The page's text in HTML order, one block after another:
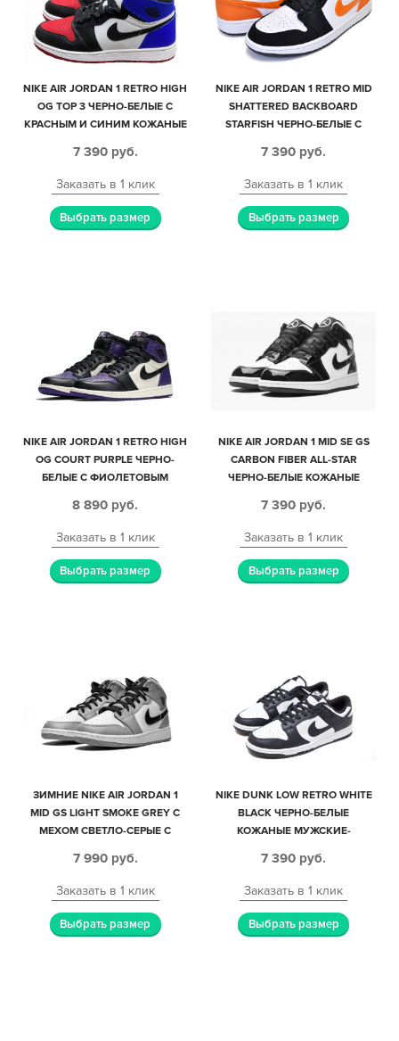
NIKE AIR JORDAN 1 RETRO HIGH
OG TOP 3 ЧЕРНО-БЕЛЫЕ С
КРАСНЫМ И СИНИМ КОЖАНЫЕ
7 390 руб.
Заказать в 1 клик
Выбрать размер
NIKE AIR JORDAN 1 RETRO MID
SHATTERED BACKBOARD
STARFISH ЧЕРНО-БЕЛЫЕ С
МУЖСКИЕ (40-45)
7 390 руб.
Заказать в 1 клик
Выбрать размер
NIKE AIR JORDAN 1 RETRO HIGH
OG COURT PURPLE ЧЕРНО-
БЕЛЫЕ С ФИОЛЕТОВЫМ
8 890 руб.
Заказать в 1 клик
Выбрать размер
NIKE AIR JORDAN 1 MID SE GS
CARBON FIBER ALL-STAR
ЧЕРНО-БЕЛЫЕ КОЖАНЫЕ
7 390 руб.
Заказать в 1 клик
Выбрать размер
ЗИМНИЕ NIKE AIR JORDAN 1
MID GS LIGHT SMOKE GREY С
МЕХОМ СВЕТЛО-СЕРЫЕ С
МУЖСКИЕ-ЖЕНСКИЕ (35-44)
7 990 руб.
Заказать в 1 клик
Выбрать размер
NIKE DUNK LOW RETRO WHITE
BLACK ЧЕРНО-БЕЛЫЕ
КОЖАНЫЕ МУЖСКИЕ-
7 390 руб.
Заказать в 1 клик
Выбрать размер